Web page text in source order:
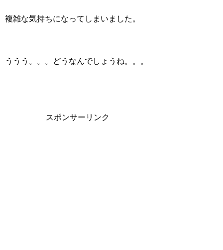
複雑な気持ちになってしまいました。
ううう。。。どうなんでしょうね。。。
スポンサーリンク